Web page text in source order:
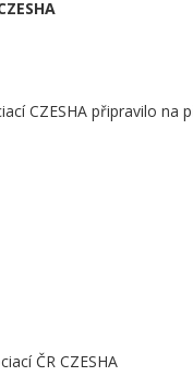
CZESHA připravilo
ČR CZESHA